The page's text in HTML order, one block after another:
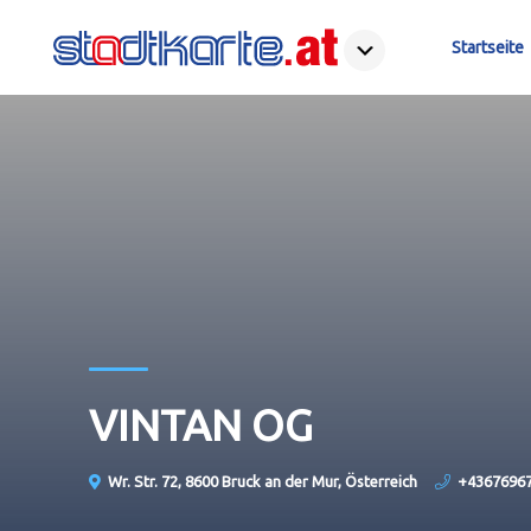
Startseite
VINTAN OG
Wr. Str. 72, 8600 Bruck an der Mur, Österreich